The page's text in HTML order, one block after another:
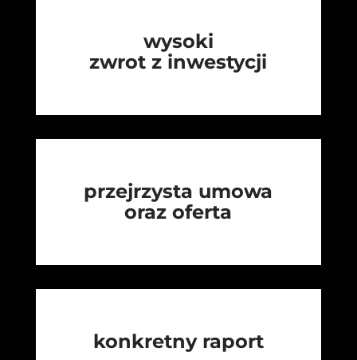
wysoki
zwrot z inwestycji
przejrzysta umowa
oraz oferta
konkretny raport